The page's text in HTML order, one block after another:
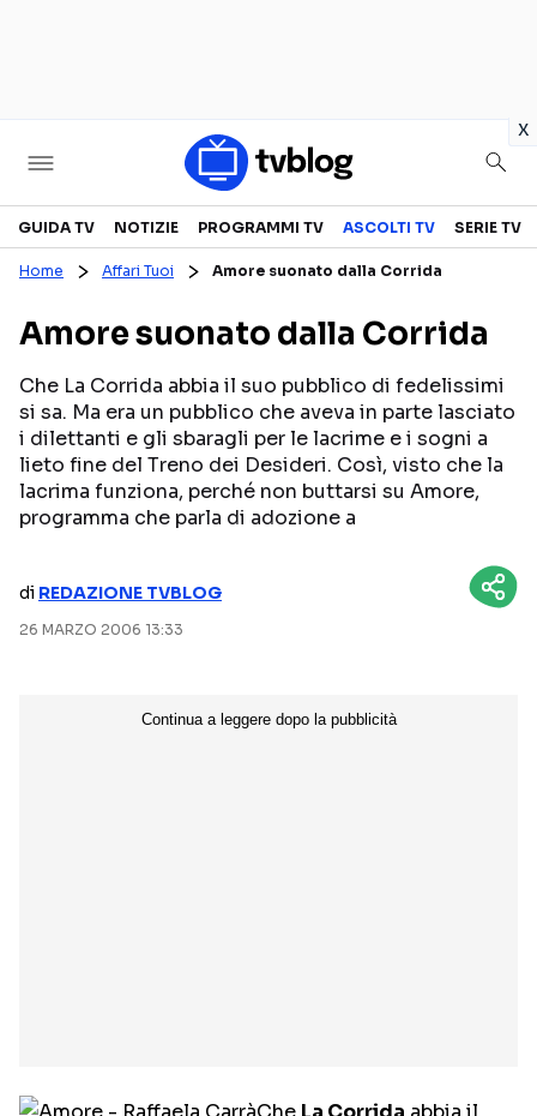
x
Televisione
CANALI TV
PROGRAMMI TV
PERSONAGGI TV
SERIE TV
REALITY SHOW
FICTION
Streaming
AMAZON PRIME VIDEO
GUIDA TV NOTIZIE PROGRAMMI TV ASCOLTI TV SERIE TV
Home Affari Tuoi Amore suonato dalla Corrida
Amore suonato dalla Corrida
Che La Corrida abbia il suo pubblico di fedelissimi
si sa. Ma era un pubblico che aveva in parte lasciato
i dilettanti e gli sbaragli per le lacrime e i sogni a
lieto fine del Treno dei Desideri. Così, visto che la
lacrima funziona, perché non buttarsi su Amore,
programma che parla di adozione a
di REDAZIONE TVBLOG
26 MARZO 2006 13:33